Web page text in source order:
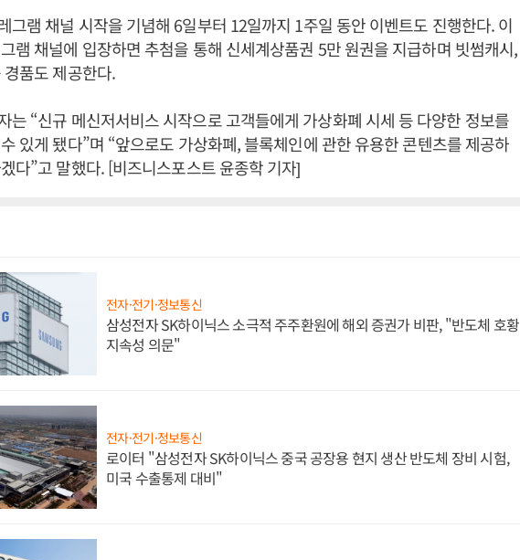
그램 채널 시작을 기념해 6일부터 12일까지 1주일 동안 이벤트도 진행한다. 이
램 채널에 입장하면 추첨을 통해 신세계상품권 5만 원권을 지급하며 빗썸캐시,
품도 제공한다.
는 “신규 메신저서비스 시작으로 고객들에게 가상화폐 시세 등 다양한 정보를
있게 됐다”며 “앞으로도 가상화폐, 블록체인에 관한 유용한 콘텐츠를 제공하
다”고 말했다. [비즈니스포스트 윤종학 기자]
전자·전기·정보통신
삼성전자 SK하이닉스 소극적 주주환원에 해외 증권가 비판, "반도체 호황
지속성 의문"
전자·전기·정보통신
로이터 "삼성전자 SK하이닉스 중국 공장용 현지 생산 반도체 장비 시험,
미국 수출통제 대비"